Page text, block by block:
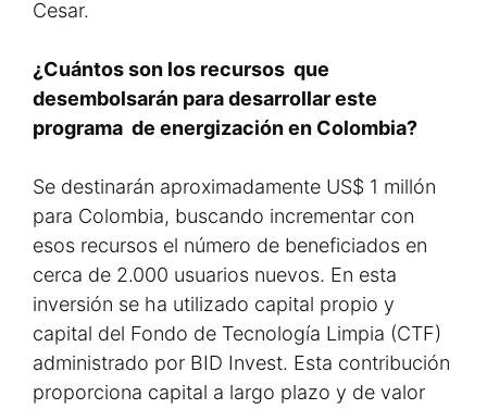
Cesar.
¿Cuántos son los recursos que
desembolsarán para desarrollar este
programa de energización en Colombia?
Se destinarán aproximadamente US$ 1 millón
para Colombia, buscando incrementar con
esos recursos el número de beneficiados en
cerca de 2.000 usuarios nuevos. En esta
inversión se ha utilizado capital propio y
capital del Fondo de Tecnología Limpia (CTF)
administrado por BID Invest. Esta contribución
proporciona capital a largo plazo y de valor